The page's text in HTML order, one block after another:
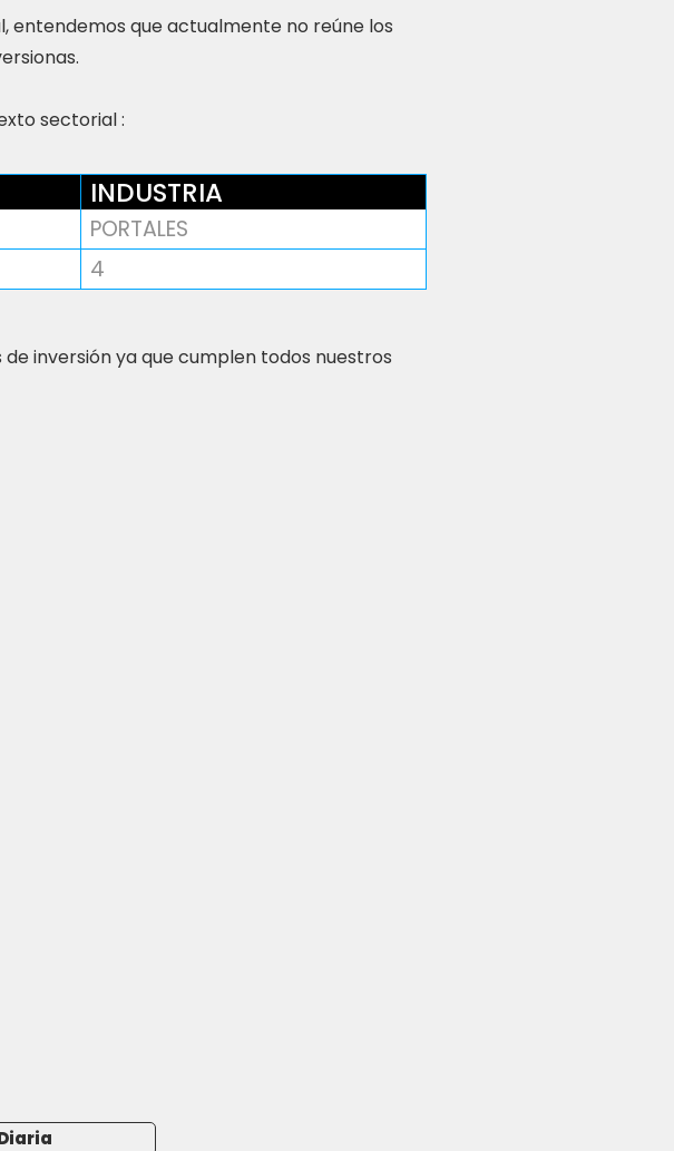
entendemos que actualmente no reúne los
sectorial :
INDUSTRIA
PORTALES
4
inversión ya que cumplen todos nuestros